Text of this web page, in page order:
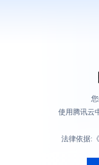
使用腾讯云
法律依据: